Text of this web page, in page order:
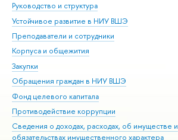
Руководство и структура
Устойчивое развитие в НИУ ВШЭ
Преподаватели и сотрудники
Корпуса и общежития
Закупки
Обращения граждан в НИУ ВШЭ
Фонд целевого капитала
Противодействие коррупции
Сведения о доходах, расходах, об имуществе и
обязательствах имущественного характера